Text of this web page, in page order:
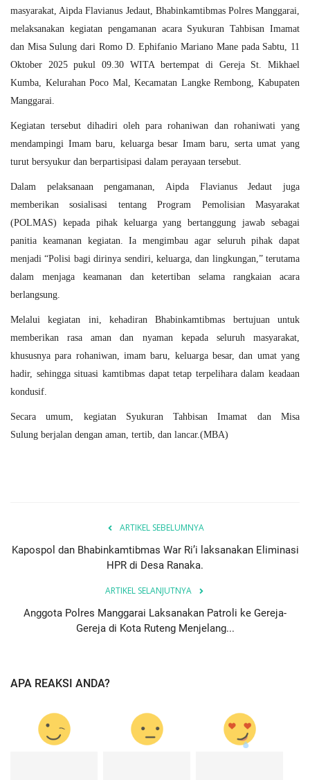
masyarakat, Aipda Flavianus Jedaut, Bhabinkamtibmas Polres Manggarai,
melaksanakan kegiatan pengamanan acara Syukuran Tahbisan Imamat
dan Misa Sulung dari Romo D. Ephifanio Mariano Manepada Sabtu, 11
Oktober 2025 pukul 09.30 WITA bertempat di Gereja St. Mikhael
Kumba, Kelurahan Poco Mal, Kecamatan Langke Rembong, Kabupaten
Manggarai
Kegiatan tersebut dihadiri oleh pararohaniwan dan rohaniwati yang
mendampingi Imam baru, keluarga besar Imam baru , serta umat yang
turut bersyukur dan berpartisipasi dalam perayaan tersebut.
Dalam pelaksanaan pengamanan, Aipda Flavianus Jedaut juga
memberikansosialisasi tentang Program Pemolisian Masyarakat
(POLMAS) kepada pihak keluarga yang bertanggung jawab sebagai
panitia keamanan kegiatan. Ia mengimbau agar seluruh pihak dapat
menjadi “Polisi bagi dirinya sendiri, keluarga, dan lingkungan ,” terutama
dalam menjaga keamanan dan ketertiban selama rangkaian acara
berlangsung.
Melalui kegiatan ini, kehadiran Bhabinkamtibmas bertujuan untuk
memberikanrasa aman dan nyaman kepada seluruh masyarakat,
khususnya para rohaniwan, imam baru, keluarga besar, dan umat yang
hadir, sehinggasituasi kamtibmas dapat tetap terpelihara dalam keadaan
kondusif
Secara umum, kegiatan Syukuran Tahbisan Imamat dan Misa
Sulung berjalan dengan aman, tertib, dan lancar.(MBA)
ARTIKEL SEBELUMNYA
Kapospol dan Bhabinkamtibmas War Ri’i laksanakan Eliminasi
HPR di Desa Ranaka.
ARTIKEL SELANJUTNYA
Anggota Polres Manggarai Laksanakan Patroli ke Gereja-
Gereja di Kota Ruteng Menjelang...
APA REAKSI ANDA?